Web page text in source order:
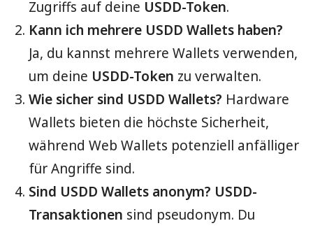
Zugriffs auf deine USDD-Token.
Kann ich mehrere USDD Wallets haben?
Ja, du kannst mehrere Wallets verwenden,
um deine USDD-Token zu verwalten.
Wie sicher sind USDD Wallets? Hardware
Wallets bieten die höchste Sicherheit,
während Web Wallets potenziell anfälliger
für Angriffe sind.
Sind USDD Wallets anonym? USDD-
Transaktionen sind pseudonym. Du